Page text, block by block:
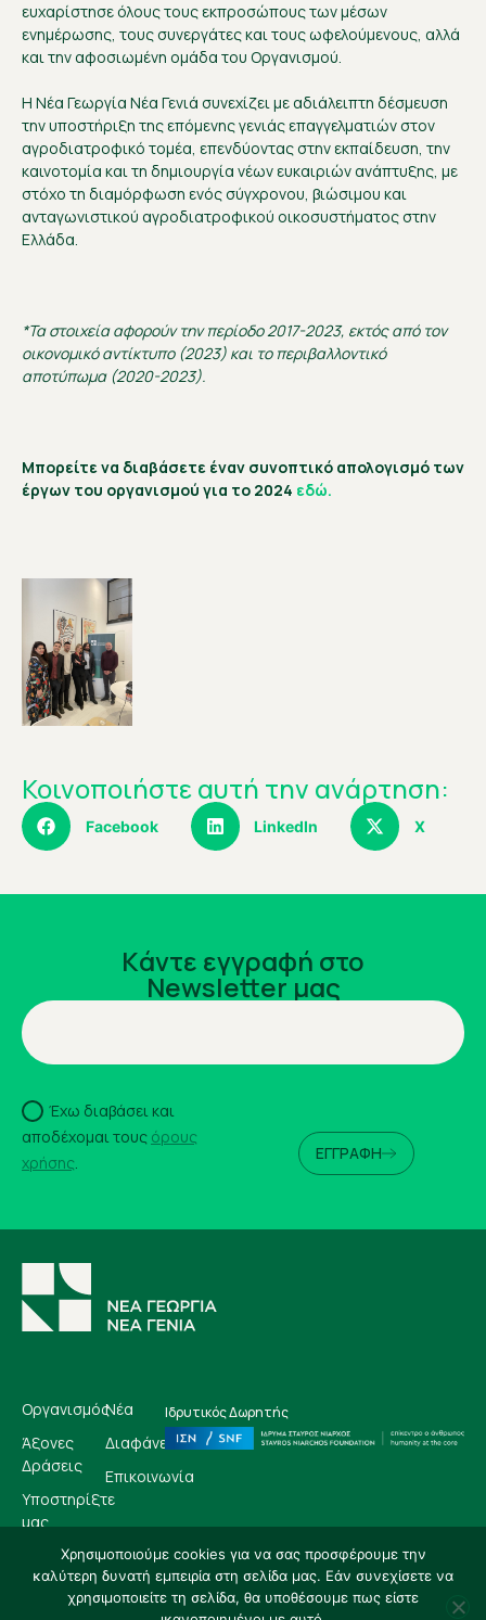
ευχαρίστησε όλους τους εκπροσώπους των μέσων
ενημέρωσης, τους συνεργάτες και τους ωφελούμενους, αλλά
και την αφοσιωμένη ομάδα του Οργανισμού.
Η Νέα Γεωργία Νέα Γενιά συνεχίζει με αδιάλειπτη δέσμευση
την υποστήριξη της επόμενης γενιάς επαγγελματιών στον
αγροδιατροφικό τομέα, επενδύοντας στην εκπαίδευση, την
καινοτομία και τη δημιουργία νέων ευκαιριών ανάπτυξης, με
στόχο τη διαμόρφωση ενός σύγχρονου, βιώσιμου και
ανταγωνιστικού αγροδιατροφικού οικοσυστήματος στην
Ελλάδα.
*Τα στοιχεία αφορούν την περίοδο2017-2023, εκτός από τον
οικονομικό αντίκτυπο (2023) και το περιβαλλοντικό
αποτύπωμα(2020-2023).
Μπορείτε να διαβάσετε έναν συνοπτικό απολογισμό των
έργων του οργανισμού για το 2024 εδώ.
Κοινοποιήστε αυτή την ανάρτηση:
Facebook LinkedIn X
Kάντε εγγραφή στο
Newsletter μας
Έχω διαβάσει και
αποδέχομαι τους όρους
χρήσης. ΕΓΓΡΑΦΗ
Οργανισμός
Άξονες
Δράσεις
Υποστηρίξτε
μας
Νέα
Διαφάνεια
Επικοινωνία
Ιδρυτικός Δωρητής
ENGR
Χρησιμοποιούμε cookies για να σας προσφέρουμε την
καλύτερη δυνατή εμπειρία στη σελίδα μας. Εάν συνεχίσετε να
χρησιμοποιείτε τη σελίδα, θα υποθέσουμε πως είστε